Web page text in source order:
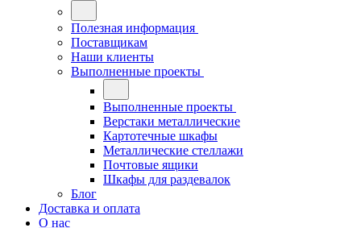
Полезная информация
Поставщикам
Наши клиенты
Выполненные проекты
Выполненные проекты
Верстаки металлические
Картотечные шкафы
Металлические стеллажи
Почтовые ящики
Шкафы для раздевалок
Блог
Доставка и оплата
О нас